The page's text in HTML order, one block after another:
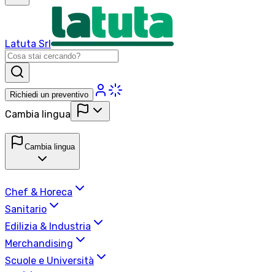
Latuta Srl
Richiedi un preventivo
Cambia lingua
Cambia lingua
Chef & Horeca
Sanitario
Edilizia & Industria
Merchandising
Scuole e Università